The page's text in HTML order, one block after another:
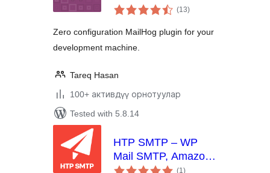
(13total
ratings
)
Zero configuration MailHog plugin for your
development machine.
Tareq Hasan
100+ активдүү орнотуулар
Tested with 5.8.14
HTP SMTP – WP
Mail SMTP, Amazon
SES, SendGrid,
(1total
)